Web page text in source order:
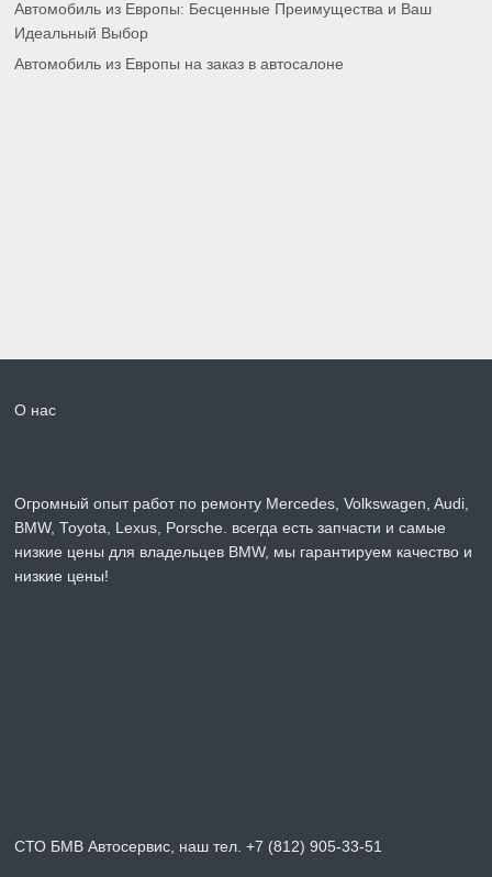
Автомобиль из Европы: Бесценные Преимущества и Ваш
Идеальный Выбор
Автомобиль из Европы на заказ в автосалоне
О нас
Огромный опыт работ по ремонту Mercedes, Volkswagen, Audi,
BMW, Toyota, Lexus, Porsche. всегда есть запчасти и самые
низкие цены для владельцев BMW, мы гарантируем качество и
низкие цены!
СТО БМВ Автосервис, наш тел. +7 (812) 905-33-51